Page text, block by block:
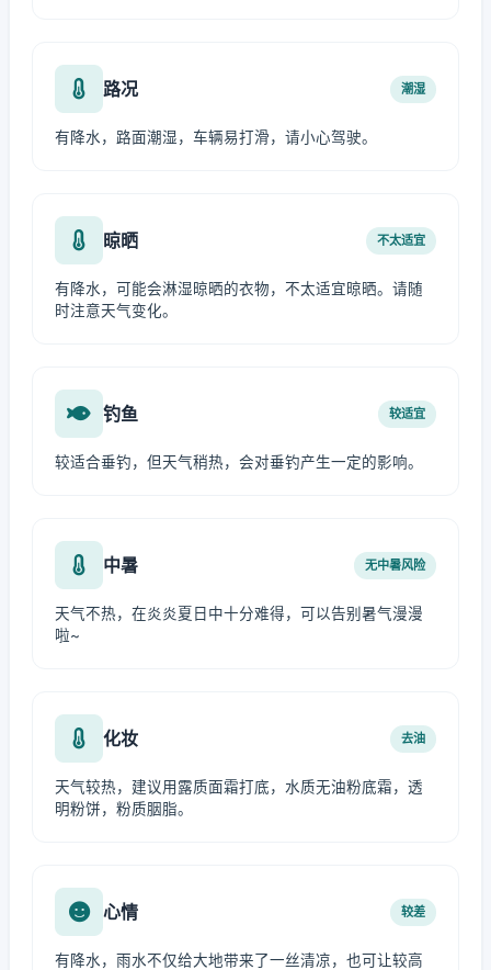
路况 潮湿
有降水，路面潮湿，车辆易打滑，请小心驾驶。
晾晒 不太适宜
有降水，可能会淋湿晾晒的衣物，不太适宜晾晒。请随
时注意天气变化。
钓鱼 较适宜
较适合垂钓，但天气稍热，会对垂钓产生一定的影响。
中暑 无中暑风险
天气不热，在炎炎夏日中十分难得，可以告别暑气漫漫
啦~
化妆 去油
天气较热，建议用露质面霜打底，水质无油粉底霜，透
明粉饼，粉质胭脂。
心情 较差
有降水，雨水不仅给大地带来了一丝清凉，也可让较高